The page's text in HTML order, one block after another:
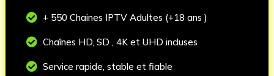
 + 550 Chaines IPTV Adultes (+18 ans )
 Chaînes HD, SD , 4K et UHD incluses
 Service rapide, stable et fiable